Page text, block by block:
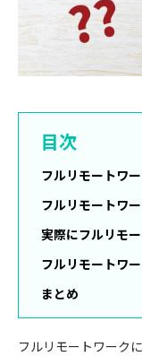
目次
フルリモートワ
フルリモートワ
実際にフルリモ
フルリモートワ
まとめ
フルリモートワーク